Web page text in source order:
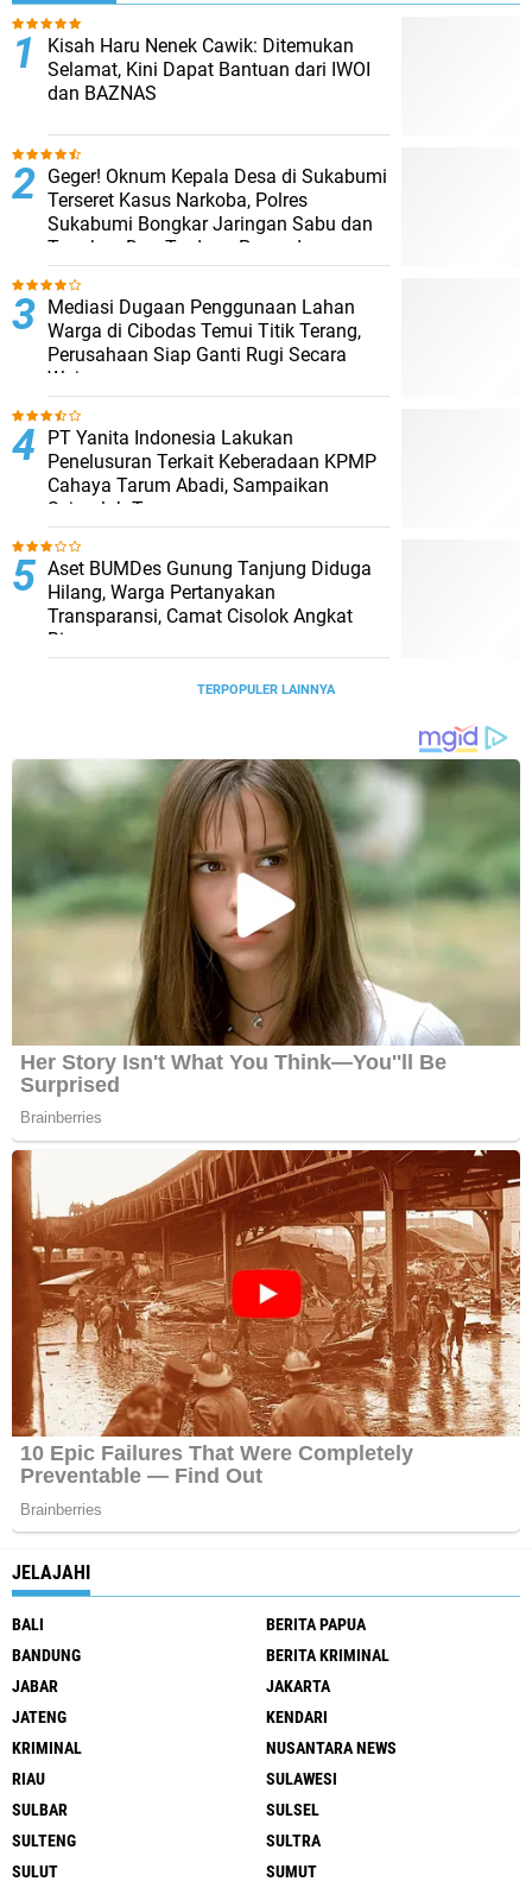
Kisah Haru Nenek Cawik: Ditemukan
Selamat, Kini Dapat Bantuan dari IWOI
dan BAZNAS
Geger! Oknum Kepala Desa di Sukabumi
Terseret Kasus Narkoba, Polres
Sukabumi Bongkar Jaringan Sabu dan
Tangkap Dua Terduga Pengedar
Mediasi Dugaan Penggunaan Lahan
Warga di Cibodas Temui Titik Terang,
Perusahaan Siap Ganti Rugi Secara
Wajar
PT Yanita Indonesia Lakukan
Penelusuran Terkait Keberadaan KPMP
Cahaya Tarum Abadi, Sampaikan
Sejumlah Temuan
Aset BUMDes Gunung Tanjung Diduga
Hilang, Warga Pertanyakan
Transparansi, Camat Cisolok Angkat
Bicara
TERPOPULER LAINNYA
JELAJAHI
BALI
BERITA PAPUA
BANDUNG
BERITA KRIMINAL
JABAR
JAKARTA
JATENG
KENDARI
KRIMINAL
NUSANTARA NEWS
RIAU
SULAWESI
SULBAR
SULSEL
SULTENG
SULTRA
SULUT
SUMUT